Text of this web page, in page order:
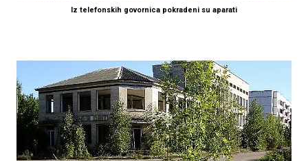
Iz telefonskih govornica pokradeni su aparati